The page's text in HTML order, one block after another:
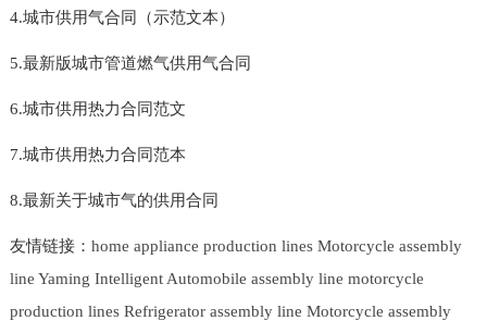
4.城市供用气合同（示范文本）
5.最新版城市管道燃气供用气合同
6.城市供用热力合同范文
7.城市供用热力合同范本
8.最新关于城市气的供用合同
友情链接： home appliance production lines Motorcycle assembly
line Yaming Intelligent Automobile assembly line motorcycle
production lines Refrigerator assembly line Motorcycle assembly